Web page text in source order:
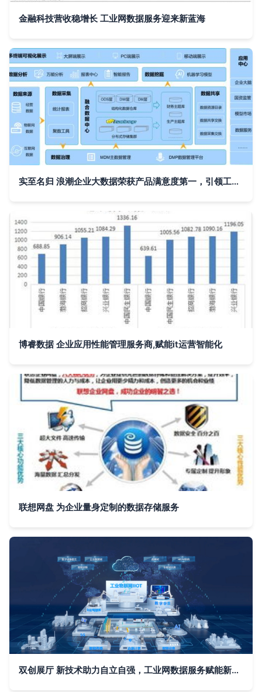
金融科技营收稳增长 工业网数据服务迎来新蓝海
实至名归 浪潮企业大数据荣获产品满意度第一，引领工业数据服务新高度
博睿数据 企业应用性能管理服务商,赋能it运营智能化
联想网盘 为企业量身定制的数据存储服务
双创展厅 新技术助力自立自强，工业网数据服务赋能新质生产力